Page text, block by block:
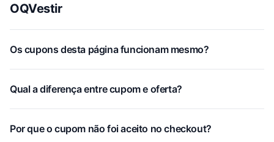
OQVestir
Os cupons desta página funcionam mesmo?
Qual a diferença entre cupom e oferta?
Por que o cupom não foi aceito no checkout?